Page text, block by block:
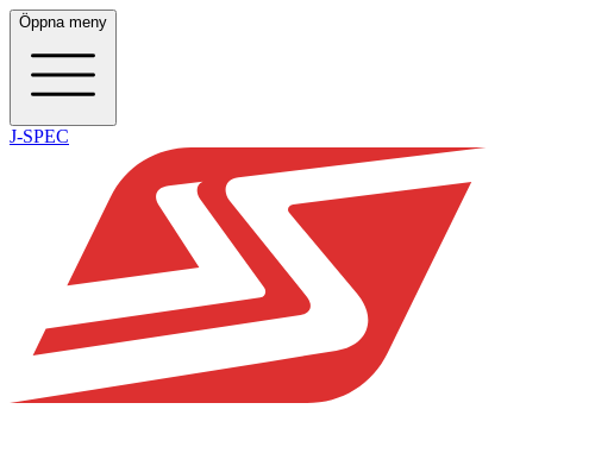
Öppna meny
J-SPEC